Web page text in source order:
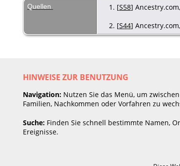
Quellen [S58]
[S44]
HINWEISE ZUR BENUTZUNG
Navigation: Nutzen Sie das Menü, um
Familien, Nachkommen oder Vorfahren zu
Suche: Finden Sie schnell bestimmte Namen,
Ereignisse.